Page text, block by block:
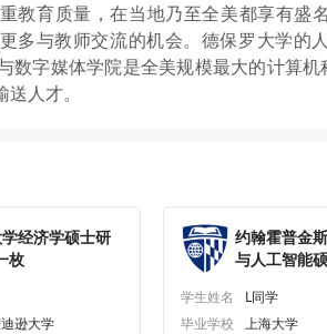
教育质量，在当地乃至全美都享有盛
多与教师交流的机会。德保罗大学的
数字媒体学院是全美规模最大的计算
人才。
经济学硕士研
枚
逊大学
约翰霍普金
与人工智能
学生姓名
L同学
毕业学校
上海大学